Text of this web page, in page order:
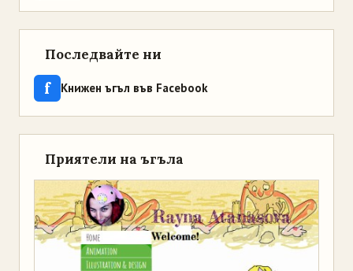
Последвайте ни
f Книжен ъгъл във Facebook
Приятели на ъгъла